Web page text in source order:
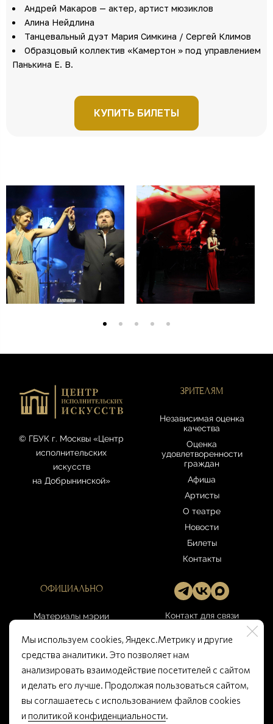
Андрей Макаров — актер, артист мюзиклов
Алина Нейдлина
Танцевальный дуэт Мария Симкина / Сергей Климов
Образцовый коллектив «Камертон » под управлением
Панькина Е. В.
КУПИТЬ БИЛЕТЫ
© ГБУК г. Москвы «Центр
исполнительских
искусств
на Добрынинской»
ЗРИТЕЛЯМ
Независимая оценка
качества
Оценка
удовлетворенности
граждан
Афиша
Артисты
О театре
Новости
Билеты
Контакты
ОФИЦИАЛЬНО
Материалы мэрии
Правила театра
Открытые данные
Памятка покупателю
Контакт для связи
artcenter@culture.mos.ru
Мы используем cookies, Яндекс.Метрику и другие
средства аналитики. Это позволяет нам
анализировать взаимодействие посетителей с сайтом
и делать его лучше. Продолжая пользоваться сайтом,
вы соглашаетесь с использованием файлов cookies
и политикой конфиденциальности.